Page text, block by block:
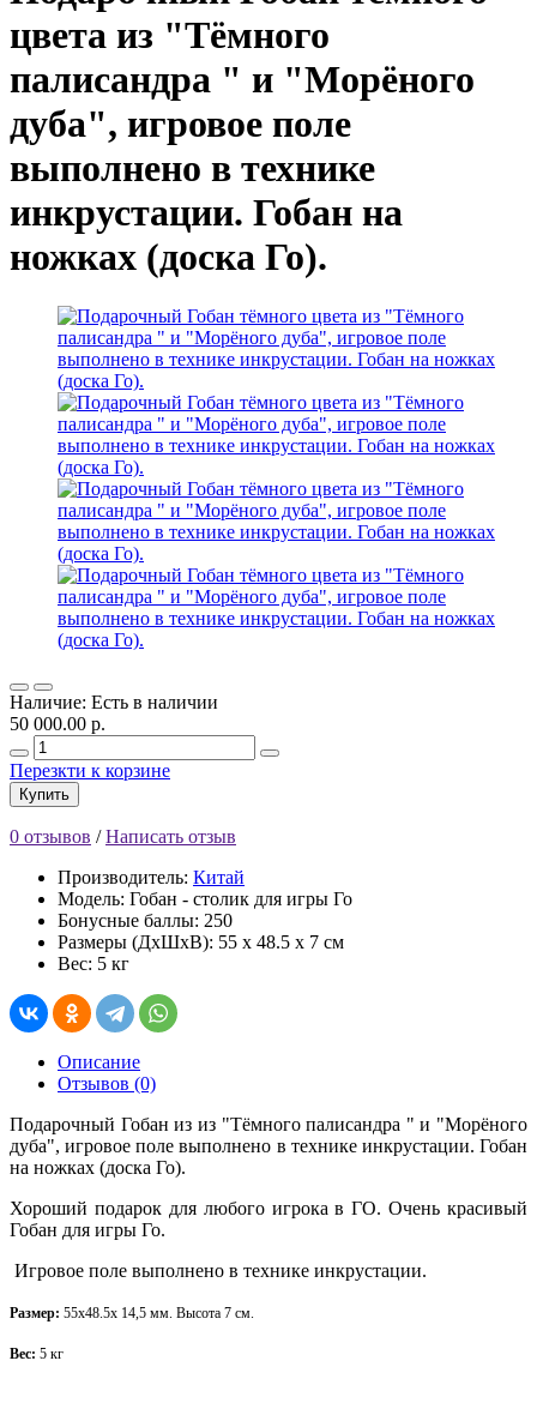
цвета из "Тёмного
палисандра " и "Морёного
дуба", игровое поле
выполнено в технике
инкрустации. Гобан на
ножках (доска Го).
Наличие: Есть в наличии
50 000.00 р.
Перезкти к корзине
Купить
0 отзывов /Написать отзыв
Производитель: Китай
Модель: Гобан - столик для игры Го
Бонусные баллы: 250
Размеры (ДхШхВ): 55 x 48.5 x 7 см
Вес: 5 кг
Описание
Отзывов (0)
Подарочный Гобан из из "Тёмного палисандра " и "Морёного
дуба", игровое поле выполнено в технике инкрустации. Гобан
на ножках (доска Го).
Хороший подарок для любого игрока в ГО. Очень красивый
Гобан для игры Го.
Игровое поле выполнено в технике инкрустации.
Размер: 55x48.5x 14,5 мм. Высота 7 см.
Вес: 5 кг